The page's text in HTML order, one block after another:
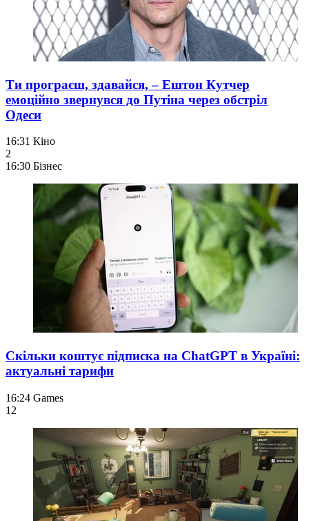
Ти програєш, здавайся, – Ештон Кутчер
емоційно звернувся до Путіна через обстріл
Одеси
16:31 Кіно
2
16:30 Бізнес
Скільки коштує підписка на ChatGPT в Україні:
актуальні тарифи
16:24 Games
12